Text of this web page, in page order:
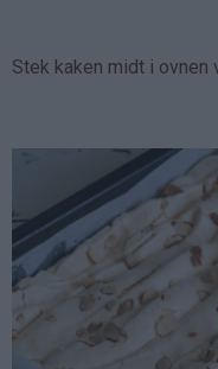
Stek kaken midt i ovnen